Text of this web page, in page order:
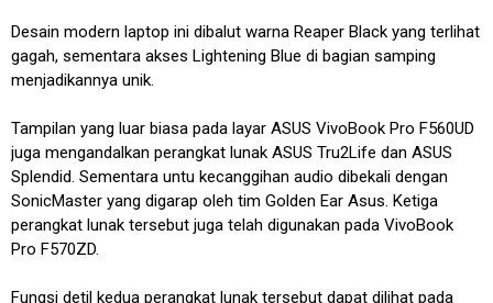
Desain modern laptop ini dibalut warna Reaper Black yang terlihat
gagah, sementara akses Lightening Blue di bagian samping
menjadikannya unik.
Tampilan yang luar biasa pada layar ASUS VivoBook Pro F560UD
juga mengandalkan perangkat lunak ASUS Tru2Life dan ASUS
Splendid. Sementara untu kecanggihan audio dibekali dengan
SonicMaster yang digarap oleh tim Golden Ear Asus. Ketiga
perangkat lunak tersebut juga telah digunakan pada VivoBook
Pro F570ZD.
Fungsi detil kedua perangkat lunak tersebut dapat dilihat pada